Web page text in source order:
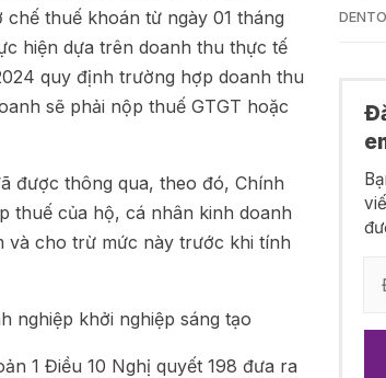
thuế khoán từ ngày 01 tháng
hiện dựa trên doanh thu thực tế
quy định trường hợp doanh thu
sẽ phải nộp thuế GTGT hoặc
được thông qua, theo đó, Chính
thuế của hộ, cá nhân kinh doanh
và cho trừ mức này trước khi tính
nghiệp khởi nghiệp sáng tạo
1 Điều 10 Nghị quyết 198 đưa ra